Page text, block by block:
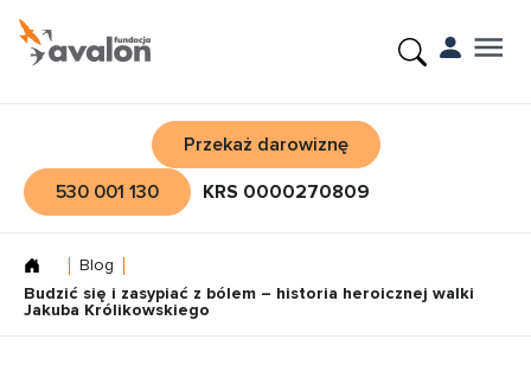
Przekaż darowiznę
530 001 130
KRS 0000270809
Blog
Budzić się i zasypiać z bólem – historia heroicznej walki
Jakuba Królikowskiego